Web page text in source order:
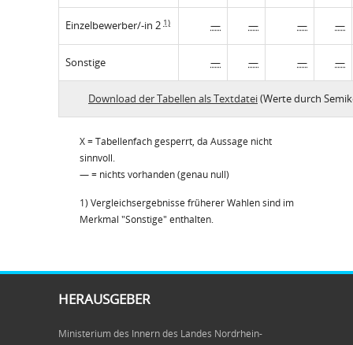
Einzelbewerber/-in 2 1) — — — —
Sonstige — — — —
Download der Tabellen als Textdatei(Werte durch
X = Tabellenfach gesperrt, da Aussage nicht
sinnvoll.
— = nichts vorhanden (genau null)
1) Vergleichsergebnisse früherer Wahlen sind im
Merkmal "Sonstige" enthalten.
HERAUSGEBER
Ministerium des Innern des Landes Nordrhein-